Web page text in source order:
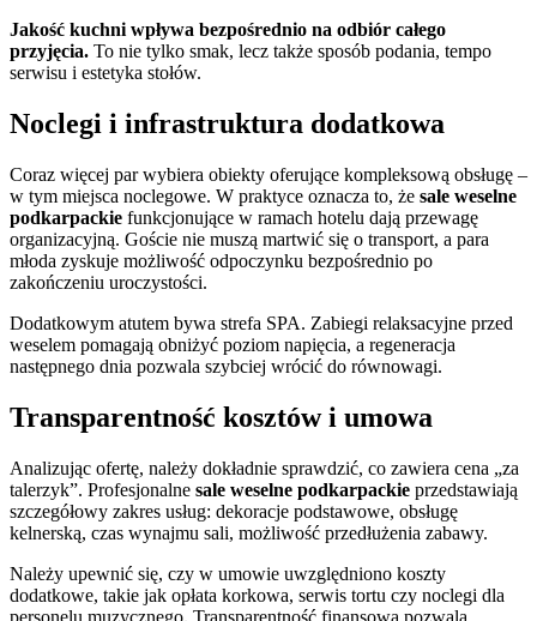
Jakość kuchni wpływa bezpośrednio na odbiór całego
przyjęcia. To nie tylko smak, lecz także sposób podania, tempo
serwisu i estetyka stołów.
Noclegi i infrastruktura dodatkowa
Coraz więcej par wybiera obiekty oferujące kompleksową obsługę –
w tym miejsca noclegowe. W praktyce oznacza to, że sale weselne
podkarpackie funkcjonujące w ramach hotelu dają przewagę
organizacyjną. Goście nie muszą martwić się o transport, a para
młoda zyskuje możliwość odpoczynku bezpośrednio po
zakończeniu uroczystości.
Dodatkowym atutem bywa strefa SPA. Zabiegi relaksacyjne przed
weselem pomagają obniżyć poziom napięcia, a regeneracja
następnego dnia pozwala szybciej wrócić do równowagi.
Transparentność kosztów i umowa
Analizując ofertę, należy dokładnie sprawdzić, co zawiera cena „za
talerzyk”. Profesjonalne sale weselne podkarpackie przedstawiają
szczegółowy zakres usług: dekoracje podstawowe, obsługę
kelnerską, czas wynajmu sali, możliwość przedłużenia zabawy.
Należy upewnić się, czy w umowie uwzględniono koszty
dodatkowe, takie jak opłata korkowa, serwis tortu czy noclegi dla
personelu muzycznego. Transparentność finansowa pozwala